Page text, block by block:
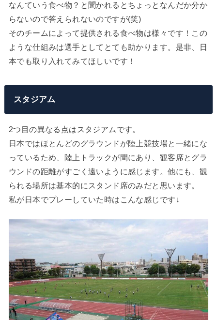
なんていう食べ物？と聞かれるとちょっとなんだか分か
らないので答えられないのですが(笑)
そのチームによって提供される食べ物は様々です！ この
ような仕組みは選手としてとても助かります。是非、日
本でも取り入れてみてほしいです！
スタジアム
2つ目の異なる点はスタジアムです。
日本ではほとんどのグラウンドが陸上競技場と一緒にな
っているため、陸上トラックが間にあり、観客席とグラ
ウンドの距離がすごく遠いように感じます。他にも、観
られる場所は基本的にスタンド席のみだと思います。
私が日本でプレーしていた時はこんな感じです↓